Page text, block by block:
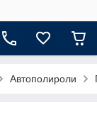
Автополироли